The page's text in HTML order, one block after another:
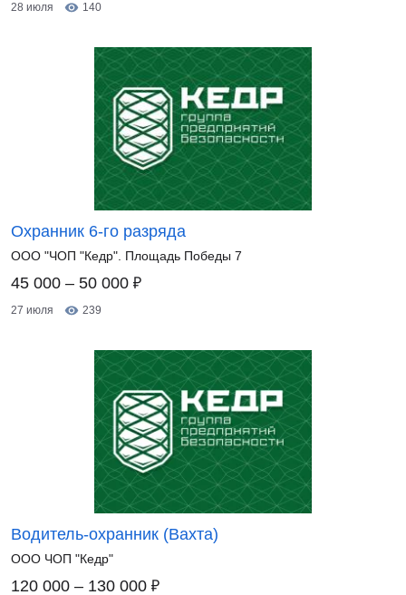
28 июля 140
Охранник 6-го разряда
ООО "ЧОП "Кедр". Площадь Победы 7
45 000 – 50 000 ₽
27 июля 239
Водитель-охранник (Вахта)
ООО ЧОП "Кедр"
120 000 – 130 000 ₽